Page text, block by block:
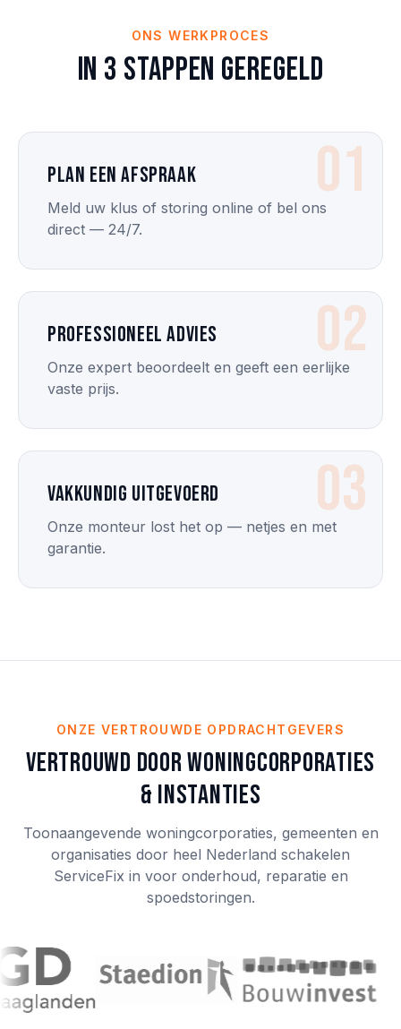
ONS WERKPROCES
In 3 stappen geregeld
01
Plan een afspraak
Meld uw klus of storing online of bel ons
direct — 24/7.
02
Professioneel advies
Onze expert beoordeelt en geeft een eerlijke
vaste prijs.
03
Vakkundig uitgevoerd
Onze monteur lost het op — netjes en met
garantie.
ONZE VERTROUWDE OPDRACHTGEVERS
Vertrouwd door woningcorporaties
& instanties
Toonaangevende woningcorporaties, gemeenten en
organisaties door heel Nederland schakelen
ServiceFix in voor onderhoud, reparatie en
spoedstoringen.